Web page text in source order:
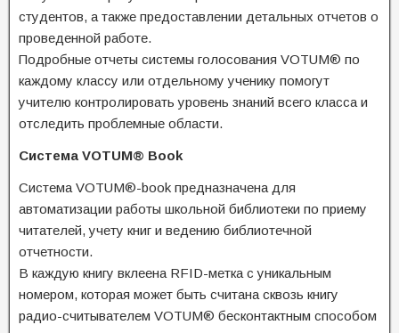
студентов, а также предоставлении детальных отчетов о
проведенной работе.
Подробные отчеты системы голосования VOTUM® по
каждому классу или отдельному ученику помогут
учителю контролировать уровень знаний всего класса и
отследить проблемные области.
Система VOTUM® Book
Система VOTUM®-book предназначена для
автоматизации работы школьной библиотеки по приему
читателей, учету книг и ведению библиотечной
отчетности.
В каждую книгу вклеена RFID-метка с уникальным
номером, которая может быть считана сквозь книгу
радио-считывателем VOTUM® бесконтактным способом